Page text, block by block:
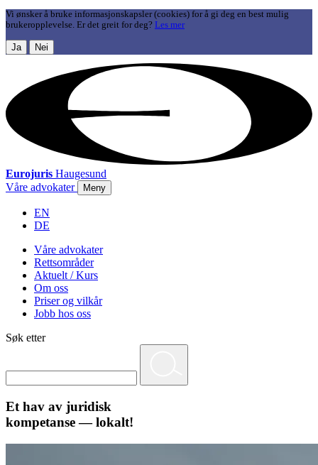
Vi ønsker å bruke informasjonskapsler (cookies) for å gi deg en best mulig
brukeropplevelse. Er det greit for deg? Les mer
Ja Nei
Eurojuris Haugesund
Våre advokater
Meny
EN
DE
Våre advokater
Rettsområder
Aktuelt / Kurs
Om oss
Priser og vilkår
Jobb hos oss
Søk etter
Et hav av juridisk
kompetanse — lokalt!